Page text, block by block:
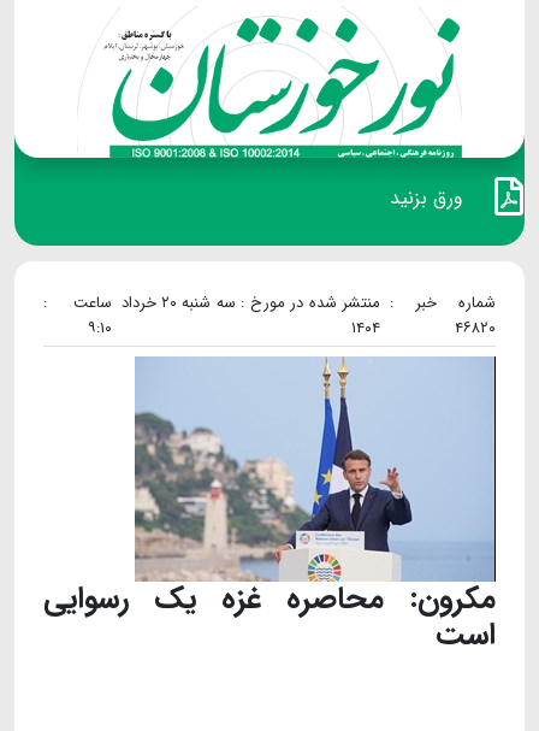
ورق بزنید
شماره خبر :
۴۶۸۲۰
منتشر شده در مورخ : سه شنبه ۲۰ خرداد
۱۴۰۴
ساعت :
۹:۱۰
مکرون: محاصره غزه یک رسوایی
است